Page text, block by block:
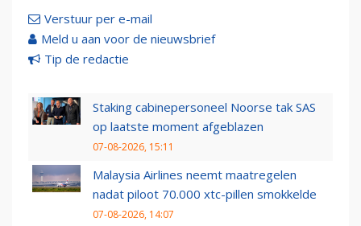
Verstuur per e-mail
Meld u aan voor de nieuwsbrief
Tip de redactie
Staking cabinepersoneel Noorse tak SAS
op laatste moment afgeblazen
07-08-2026, 15:11
Malaysia Airlines neemt maatregelen
nadat piloot 70.000 xtc-pillen smokkelde
07-08-2026, 14:07